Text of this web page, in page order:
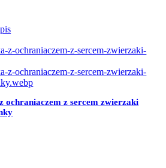
ochraniaczem z sercem zwierzaki